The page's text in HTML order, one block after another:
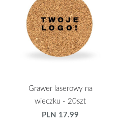
Grawer laserowy na
wieczku - 20szt
PLN 17.99